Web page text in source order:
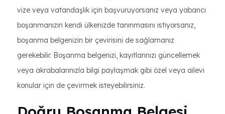
vize veya vatandaşlık için başvuruyorsanız veya yabancı
boşanmanızın kendi ülkenizde tanınmasını istiyorsanız,
boşanma belgenizin bir çevirisini de sağlamanız
gerekebilir. Boşanma belgenizi, kayıtlarınızı güncellemek
veya akrabalarınızla bilgi paylaşmak gibi özel veya ailevi
konular için de çevirmek isteyebilirsiniz.